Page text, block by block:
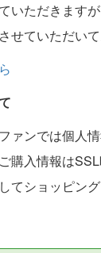
いただきます
せていただいて
ァンでは個人
購入情報は
てショッピン